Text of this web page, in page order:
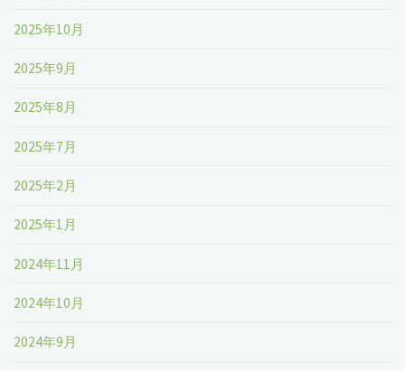
2025年10月
2025年9月
2025年8月
2025年7月
2025年2月
2025年1月
2024年11月
2024年10月
2024年9月